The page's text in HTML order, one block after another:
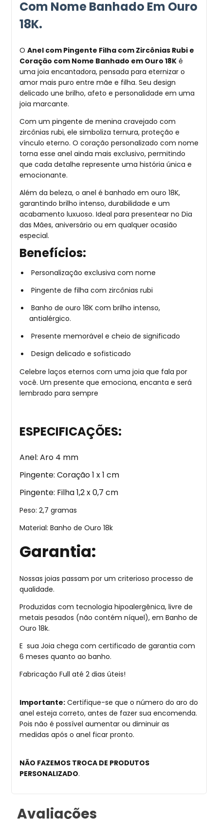
Com Nome Banhado Em Ouro
18K.
O Anel com Pingente Filha com Zircônias Rubi e
Coração com Nome Banhado em Ouro 18K é
uma joia encantadora, pensada para eternizar o
amor mais puro entre mãe e filha. Seu design
delicado une brilho, afeto e personalidade em uma
joia marcante.
Com um pingente de menina cravejado com
zircônias rubi, ele simboliza ternura, proteção e
vínculo eterno. O coração personalizado com nome
torna esse anel ainda mais exclusivo, permitindo
que cada detalhe represente uma história única e
emocionante.
Além da beleza, o anel é banhado em ouro 18K,
garantindo brilho intenso, durabilidade e um
acabamento luxuoso. Ideal para presentear no Dia
das Mães, aniversário ou em qualquer ocasião
especial.
Benefícios:
Personalização exclusiva com nome
Pingente de filha com zircônias rubi
Banho de ouro 18K com brilho intenso,
antialérgico.
Presente memorável e cheio de significado
Design delicado e sofisticado
Celebre laços eternos com uma joia que fala por
você. Um presente que emociona, encanta e será
lembrado para sempre
ESPECIFICAÇÕES:
Anel: Aro 4 mm
Pingente: Coração 1 x 1 cm
Pingente: Filha 1,2 x 0,7 cm
Peso: 2,7 gramas
Material: Banho de Ouro 18k
Garantia:
Nossas joias passam por um criterioso processo de
qualidade.
Produzidas com tecnologia hipoalergênica, livre de
metais pesados (não contém níquel), em Banho de
Ouro 18k.
E sua Joia chega com certificado de garantia com
6 meses quanto ao banho.
Fabricação Full até 2 dias úteis!
Importante: Certifique-se que o número do aro do
anel esteja correto, antes de fazer sua encomenda.
Pois não é possível aumentar ou diminuir as
medidas após o anel ficar pronto.
NÃO FAZEMOS TROCA DE PRODUTOS
PERSONALIZADO.
Avaliações